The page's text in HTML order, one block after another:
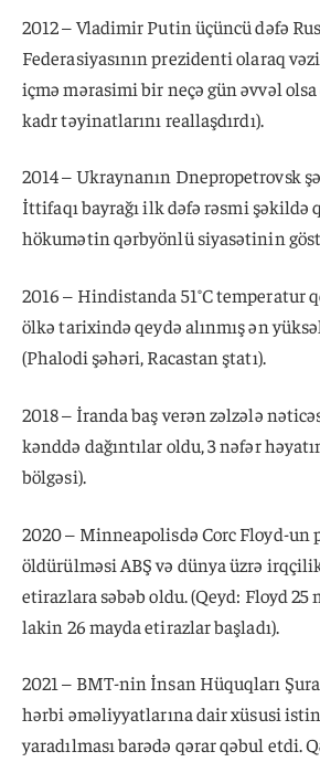
2012 – Vladimir Putin üçüncü dəfə
Federasiyasının prezidenti olaraq
içmə mərasimi bir neçə gün əvvəl
kadr təyinatlarını reallaşdırdı).
2014 – Ukraynanın Dnepropetrovsk
İttifaqı bayrağı ilk dəfə rəsmi şəkildə
hökumətin qərbyönlü siyasətinin
2016 – Hindistanda 51°C temperatur
ölkə tarixində qeydə alınmış ən
(Phalodi şəhəri, Racastan ştatı).
2018 – İranda baş verən zəlzələ
kənddə dağıntılar oldu, 3 nəfər
bölgəsi).
2020 – Minneapolisdə Corc Floyd-un
öldürülməsi ABŞ və dünya üzrə
etirazlara səbəb oldu. (Qeyd: Floyd 25
lakin 26 mayda etirazlar başladı).
2021 – BMT-nin İnsan Hüquqları
hərbi əməliyyatlarına dair xüsusi
yaradılması barədə qərar qəbul etdi.